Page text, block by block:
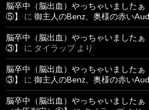
脳卒中（脳出血）やっちゃいました
⑤】
に 御主人のBenz、奥様の赤い
脳卒中（脳出血）やっちゃいました
③】
に タイラップより
脳卒中（脳出血）やっちゃいました
③】
に 御主人のBenz、奥様の赤い
脳卒中（脳出血）やっちゃいました